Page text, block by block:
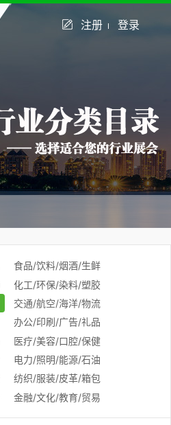
注册 登录
食品/饮料/烟酒/生鲜
化工/环保/染料/塑胶
交通/航空/海洋/物流
办公/印刷/广告/礼品
医疗/美容/口腔/保健
电力/照明/能源/石油
纺织/服装/皮革/箱包
金融/文化/教育/贸易